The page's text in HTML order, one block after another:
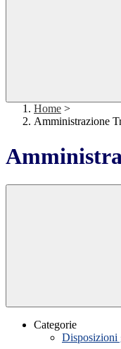
Home >
Amministrazione
Categorie
Disposizioni